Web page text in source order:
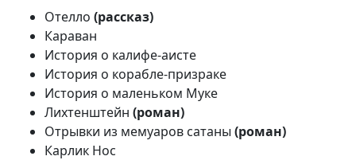
Отелло (рассказ)
Караван
История о калифе-аисте
История о корабле-призраке
История о маленьком Муке
Лихтенштейн (роман)
Отрывки из мемуаров сатаны (роман)
Карлик Нос